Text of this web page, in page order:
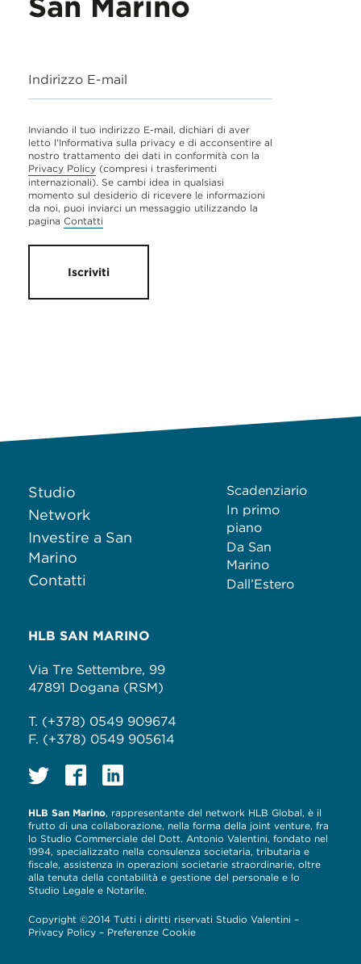
Indirizzo E-mail
Inviando il tuo indirizzo E-mail, dichiari di aver
letto l'Informativa sulla privacy e di acconsentire al
nostro trattamento dei dati in conformità con la
Privacy Policy (compresi i trasferimenti
internazionali). Se cambi idea in qualsiasi
momento sul desiderio di ricevere le informazioni
da noi, puoi inviarci un messaggio utilizzando la
pagina Contatti
Iscriviti
Studio
Network
Investire a San
Marino
Contatti
Scadenziario
In primo
piano
Da San
Marino
Dall’Estero
HLB SAN MARINO
Via Tre Settembre, 99
47891 Dogana (RSM)
T. (+378) 0549 909674
F. (+378) 0549 905614
HLB San Marino, rappresentante del network HLB Global, è il
frutto di una collaborazione, nella forma della joint venture, fra
lo Studio Commerciale del Dott. Antonio Valentini, fondato nel
1994, specializzato nella consulenza societaria, tributaria e
fiscale, assistenza in operazioni societarie straordinarie, oltre
alla tenuta della contabilità e gestione del personale e lo
Studio Legale e Notarile.
Copyright ©2014 Tutti i diritti riservati Studio Valentini –
Privacy Policy – Preferenze Cookie